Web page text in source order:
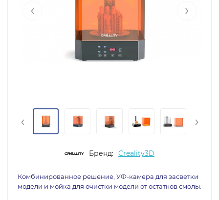
‹ ›
‹ ›
Бренд: Creality3D
Комбинированное решение, УФ-камера для засветки
модели и мойка для очистки модели от остатков смолы.